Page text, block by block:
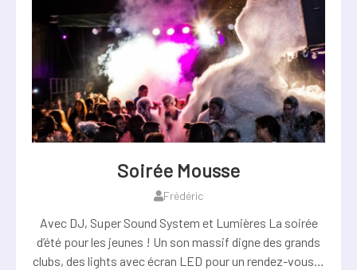
Soirée Mousse
Frédéric
Avec DJ, Super Sound System et Lumières La soirée
d’été pour les jeunes ! Un son massif digne des grands
clubs, des lights avec écran LED pour un rendez-vous…